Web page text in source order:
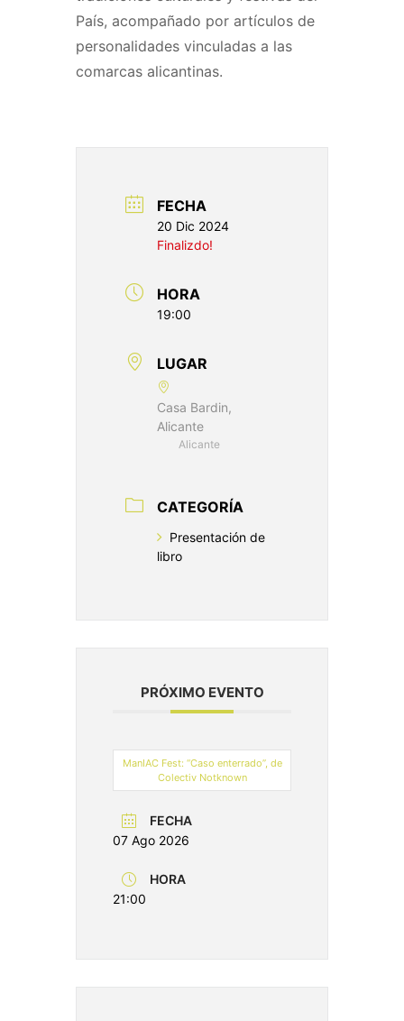
País, acompañado por artículos de
personalidades vinculadas a las
comarcas alicantinas.
FECHA
20 Dic 2024
Finalizdo!
HORA
19:00
LUGAR
Casa Bardin,
Alicante
Alicante
CATEGORÍA
Presentación de
libro
PRÓXIMO EVENTO
ManIAC Fest: “Caso enterrado”, de
Colectiv Notknown
FECHA
07 Ago 2026
HORA
21:00